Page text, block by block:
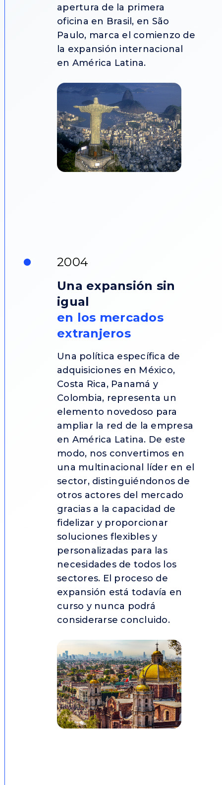
apertura de la primera
oficina en Brasil, en São
Paulo, marca el comienzo de
la expansión internacional
en América Latina.
2004
Una expansión sin
igual
en los mercados
extranjeros
Una política específica de
adquisiciones en México,
Costa Rica, Panamá y
Colombia, representa un
elemento novedoso para
ampliar la red de la empresa
en América Latina. De este
modo, nos convertimos en
una multinacional líder en el
sector, distinguiéndonos de
otros actores del mercado
gracias a la capacidad de
fidelizar y proporcionar
soluciones flexibles y
personalizadas para las
necesidades de todos los
sectores. El proceso de
expansión está todavía en
curso y nunca podrá
considerarse concluido.